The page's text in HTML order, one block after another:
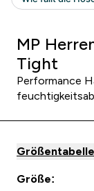
MP
Tight
Performance
Größentabelle
Größe: